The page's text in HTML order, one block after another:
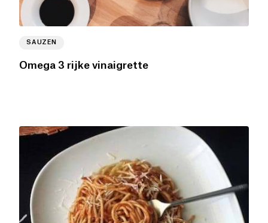
SAUZEN
Omega 3 rijke vinaigrette